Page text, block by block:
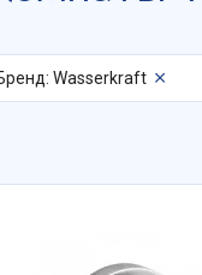
Wasserkraft